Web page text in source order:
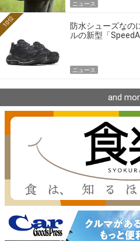
ニュース
防水シューズなの
ルの新型「
10位
ニュース
and